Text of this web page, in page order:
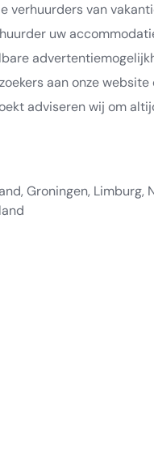
verhuurders van
uw
aan onze
adviseren wij om
Groningen,